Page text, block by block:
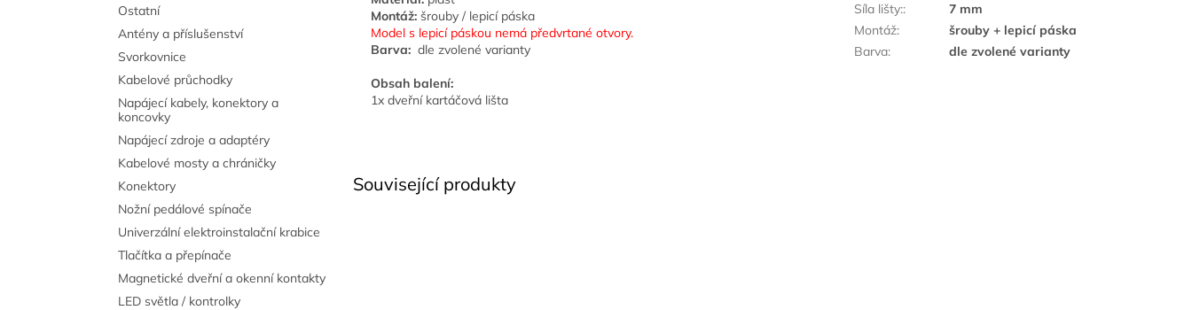
Ostatní
Antény a příslušenství
Svorkovnice
Kabelové průchodky
Napájecí kabely, konektory a
koncovky
Napájecí zdroje a adaptéry
Kabelové mosty a chráničky
Konektory
Nožní pedálové spínače
Univerzální elektroinstalační krabice
Tlačítka a přepínače
Magnetické dveřní a okenní kontakty
LED světla / kontrolky
Související produkty
Montáž: šrouby / lepicí páska
Model s lepicí páskou nemá předvrtané otvory.
Barva: dle zvolené varianty
Obsah balení:
1x dveřní kartáčová lišta
Síla lišty::
7 mm
Montáž:
šrouby + lepicí páska
Barva: dle zvolené varianty